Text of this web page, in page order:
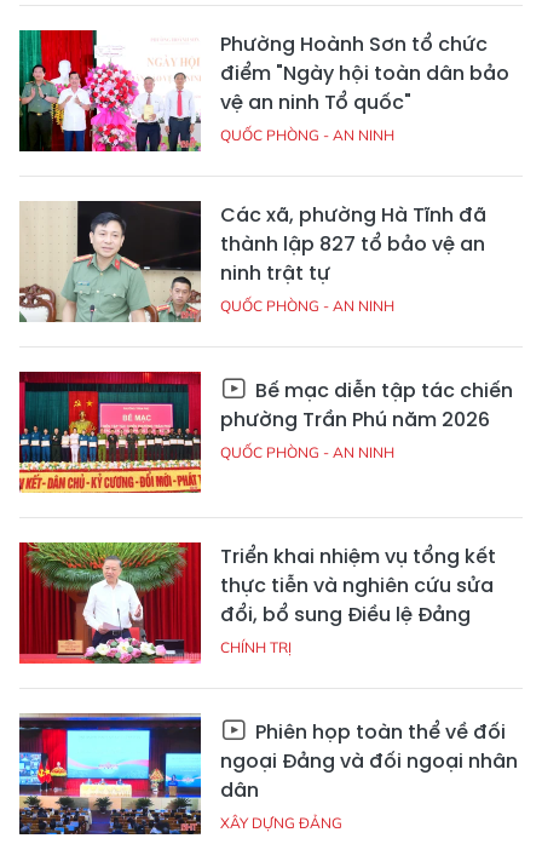
Phường Hoành Sơn tổ chức
điểm "Ngày hội toàn dân bảo
vệ an ninh Tổ quốc"
QUỐC PHÒNG - AN NINH
Các xã, phường Hà Tĩnh đã
thành lập 827 tổ bảo vệ an
ninh trật tự
QUỐC PHÒNG - AN NINH
Bế mạc diễn tập tác chiến
phường Trần Phú năm 2026
QUỐC PHÒNG - AN NINH
Triển khai nhiệm vụ tổng kết
thực tiễn và nghiên cứu sửa
đổi, bổ sung Điều lệ Đảng
CHÍNH TRỊ
Phiên họp toàn thể về đối
ngoại Đảng và đối ngoại nhân
dân
XÂY DỰNG ĐẢNG